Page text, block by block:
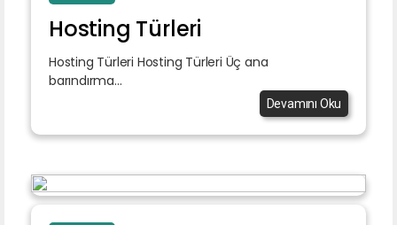
Hosting Türleri
Hosting Türleri Hosting Türleri Üç ana
barındırma...
Devamını Oku